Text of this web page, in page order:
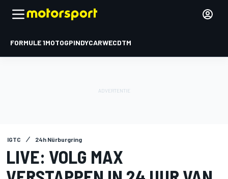
FORMULE 1MOTOGPINDYCARWECDTM
IGTC 24h Nürburgring
LIVE: VOLG MAX